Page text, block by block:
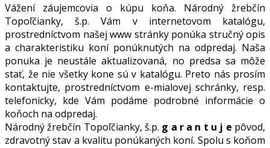
Vážení záujemcovia o kúpu koňa. Národný žrebčín
Topoľčianky, š.p. Vám v internetovom katalógu,
prostredníctvom našej www stránky ponúka stručný opis
a charakteristiku koní ponúknutých na odpredaj. Naša
ponuka je neustále aktualizovaná, no predsa sa môže
stať, že nie všetky kone sú v katalógu. Preto nás prosím
kontaktujte, prostredníctvom e-mialovej schránky, resp.
telefonicky, kde Vám podáme podrobné informácie o
koňoch na odpredaj.
Národný žrebčín Topoľčianky, š.p. g a r a n t u j e pôvod,
zdravotný stav a kvalitu ponúkaných koní. Spolu s koňom